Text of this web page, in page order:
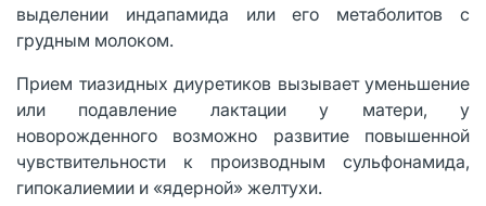
выделении индапамида или его метаболитов с
грудным молоком.
Прием тиазидных диуретиков вызывает уменьшение
или подавление лактации у матери, у
новорожденного возможно развитие повышенной
чувствительности к производным сульфонамида,
гипокалиемии и «ядерной» желтухи.